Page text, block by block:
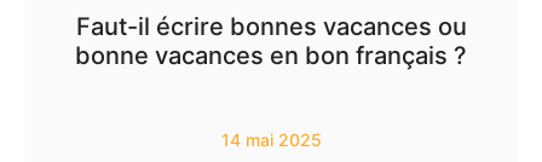
Faut-il écrire bonnes vacances ou
bonne vacances en bon français ?
14 mai 2025